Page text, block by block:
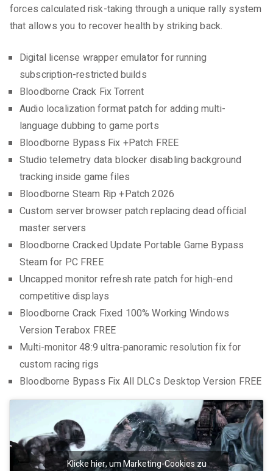
forces calculated risk-taking through a unique rally system
that allows you to recover health by striking back.
Digital license wrapper emulator for running
subscription-restricted builds
Bloodborne Crack Fix Torrent
Audio localization format patch for adding multi-
language dubbing to game ports
Bloodborne Bypass Fix +Patch FREE
Studio telemetry data blocker disabling background
tracking inside game files
Bloodborne Steam Rip +Patch 2026
Custom server browser patch replacing dead official
master servers
Bloodborne Cracked Update Portable Game Bypass
Steam for PC FREE
Uncapped monitor refresh rate patch for high-end
competitive displays
Bloodborne Crack Fixed 100% Working Windows
Version Terabox FREE
Multi-monitor 48:9 ultra-panoramic resolution fix for
custom racing rigs
Bloodborne Bypass Fix All DLCs Desktop Version FREE
Klicke hier, um Marketing-Cookies zu